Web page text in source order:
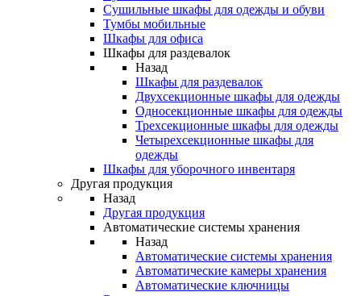
Сушильные шкафы для одежды и обуви
Тумбы мобильные
Шкафы для офиса
Шкафы для раздевалок
Назад
Шкафы для раздевалок
Двухсекционные шкафы для одежды
Односекционные шкафы для одежды
Трехсекционные шкафы для одежды
Четырехсекционные шкафы для
одежды
Шкафы для уборочного инвентаря
Другая продукция
Назад
Другая продукция
Автоматические системы хранения
Назад
Автоматические системы хранения
Автоматические камеры хранения
Автоматические ключницы